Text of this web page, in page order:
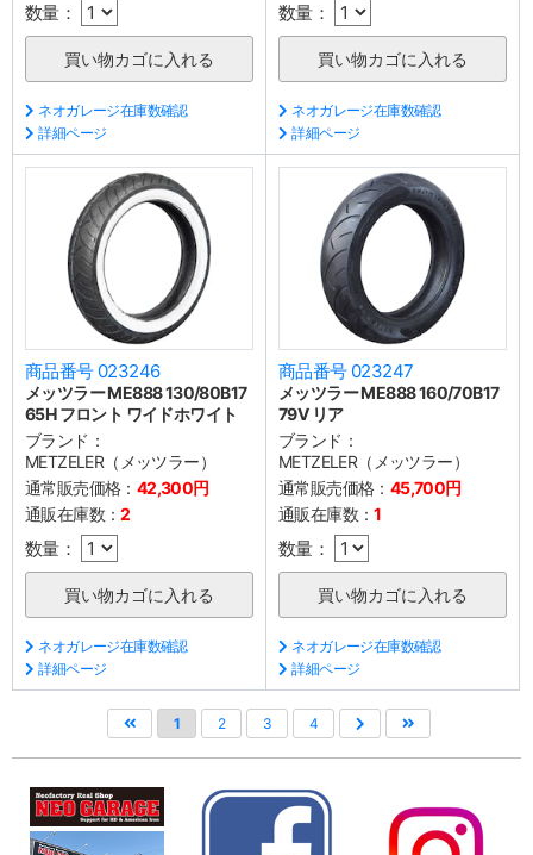
数量：
ネオガレージ在庫数確認
詳細ページ
数量：
ネオガレージ在庫数確認
詳細ページ
商品番号 023246
メッツラー ME888 130/80B17
65H フロント ワイドホワイト
ブランド：
METZELER（メッツラー）
通常販売価格： 42,300円
通販在庫数：2
数量：
ネオガレージ在庫数確認
詳細ページ
商品番号 023247
メッツラー ME888 160/70B17
79V リア
ブランド：
METZELER（メッツラー）
通常販売価格： 45,700円
通販在庫数：1
数量：
ネオガレージ在庫数確認
詳細ページ
1 2 3 4